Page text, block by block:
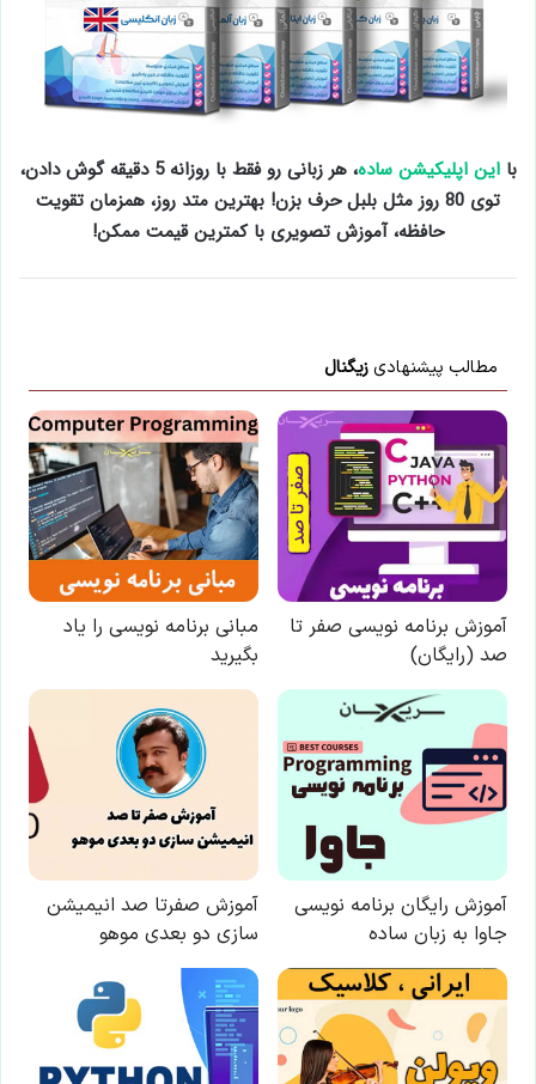
بااین اپلیکیشن ساده
، هر زبانی رو فقط با روزانه 5 دقیقه گوش دادن،
توی 80 روز مثل بلبل حرف بزن! بهترین متد روز، همزمان تقویت
حافظه، آموزش تصویری با کمترین قیمت ممکن!